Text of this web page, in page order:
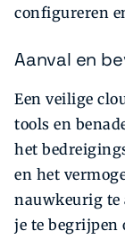
configureren
Aanval en
Een veilige
tools en
het
en het
nauwkeurig te
je te begrijpen